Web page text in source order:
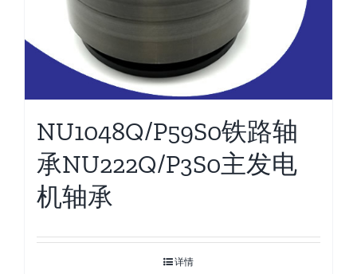
NU1048Q/P59S0铁路轴
承NU222Q/P3S0主发电
机轴承
详情